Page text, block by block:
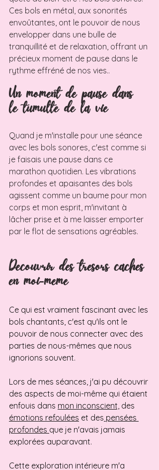
Ces bols en métal, aux sonorités
envoûtantes, ont le pouvoir de nous
envelopper dans une bulle de
tranquillité et de relaxation, offrant un
précieux moment de pause dans le
rythme effréné de nos vies..
Un moment de pause dans
le tumulte de la vie
Quand je m'installe pour une séance
avec les bols sonores, c'est comme si
je faisais une pause dans ce
marathon quotidien. Les vibrations
profondes et apaisantes des bols
agissent comme un baume pour mon
corps et mon esprit, m'invitant à
lâcher prise et à me laisser emporter
par le flot de sensations agréables.
Decouvrir des tresors caches
en moi-meme
Ce qui est vraiment fascinant avec les
bols chantants, c'est qu'ils ont le
pouvoir de nous connecter avec des
parties de nous-mêmes que nous
ignorions souvent.
Lors de mes séances, j'ai pu découvrir
des aspects de moi-même qui étaient
enfouis dans mon inconscient, des
émotions refoulées et des pensées
profondes que je n'avais jamais
explorées auparavant.
Cette exploration intérieure m'a